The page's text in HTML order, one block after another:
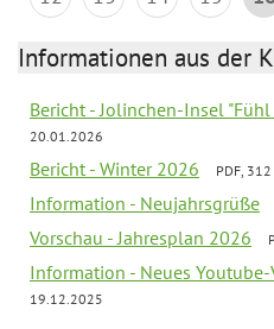
Informationen aus der
Bericht - Jolinchen-Insel
20.01.2026
Bericht - Winter 2026 PDF,
Information - Neujahrsgrüße
Vorschau - Jahresplan 2026
Information - Neues Youtube-
19.12.2025